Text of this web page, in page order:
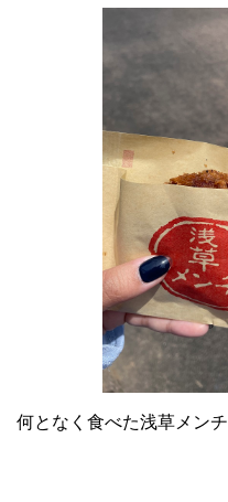
何となく食べた浅草メン